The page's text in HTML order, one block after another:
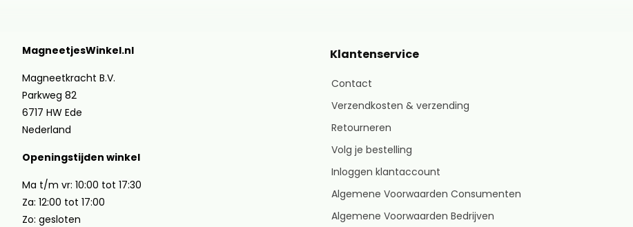
MagneetjesWinkel.nl
Magneetkracht B.V.
Parkweg 82
6717 HW Ede
Nederland
Openingstijden winkel
Ma t/m vr: 10:00 tot 17:30
Za: 12:00 tot 17:00
Zo: gesloten
Klantenservice
Contact
Verzendkosten & verzending
Retourneren
Volg je bestelling
Inloggen klantaccount
Algemene Voorwaarden Consumenten
Algemene Voorwaarden Bedrijven